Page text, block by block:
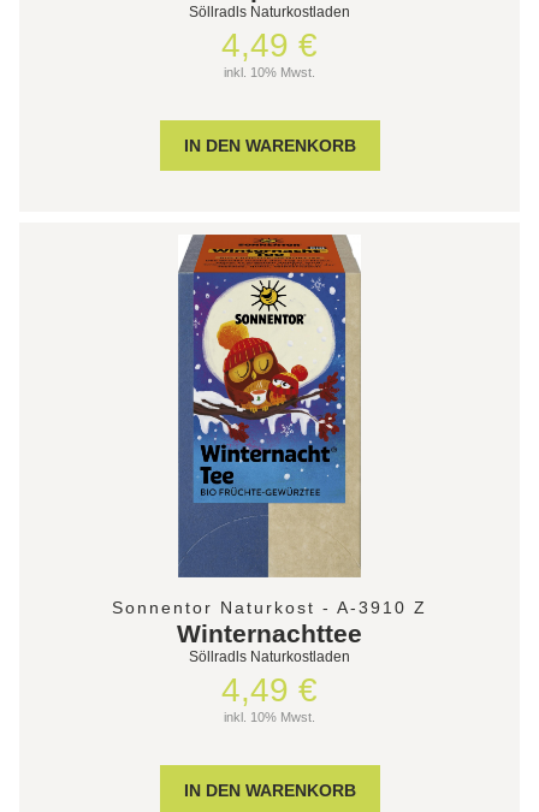
Söllradls Naturkostladen
4,49 €
inkl. 10% Mwst.
Sonnentor Naturkost - A-3910 Z
Winternachttee
Söllradls Naturkostladen
4,49 €
inkl. 10% Mwst.